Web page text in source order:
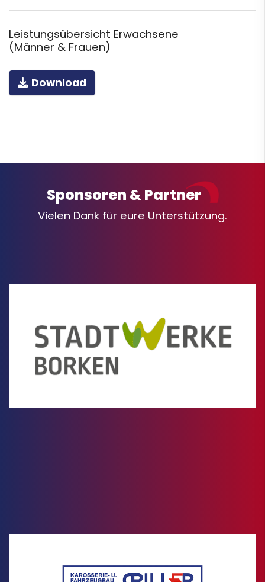
Leistungsübersicht Erwachsene
(Männer & Frauen)
Download
Sponsoren & Partner
Vielen Dank für eure Unterstützung.